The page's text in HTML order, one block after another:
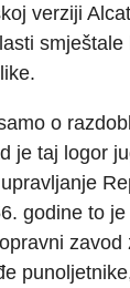
verziji
smještale
o
je taj logor
godine to
zavod